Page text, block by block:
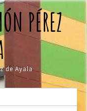
PÉREZ
de Ayala